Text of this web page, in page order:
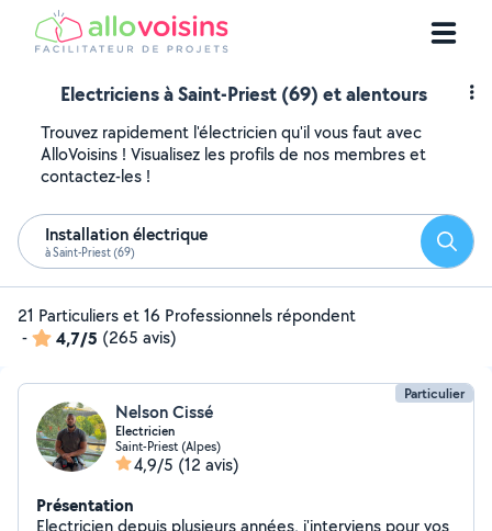
Electriciens à Saint-Priest (69) et alentours
Trouvez rapidement l'électricien qu'il vous faut avec
AlloVoisins ! Visualisez les profils de nos membres et
contactez-les !
Installation électrique
à Saint-Priest (69)
21 Particuliers et 16 Professionnels répondent
-
4,7/5 (265 avis)
Particulier
Nelson Cissé
Electricien
Saint-Priest (Alpes)
4,9/5 (12 avis)
Présentation
Electricien depuis plusieurs années, j'interviens pour vos